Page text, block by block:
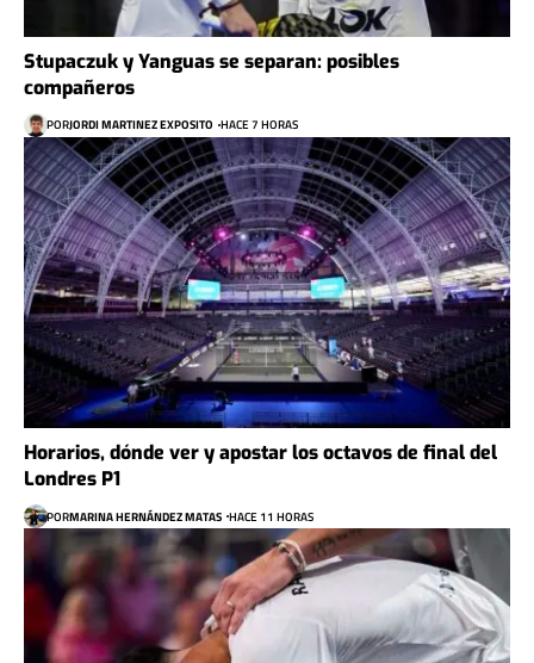
Stupaczuk y Yanguas se separan: posibles
compañeros
PORJORDI MARTINEZ EXPOSITO HACE 7 HORAS
Horarios, dónde ver y apostar los octavos de final del
Londres P1
PORMARINA HERNÁNDEZ MATAS HACE 11 HORAS